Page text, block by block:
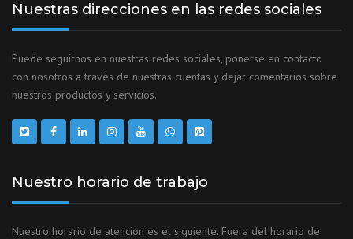
Nuestras direcciones en las redes sociales
Puede seguirnos en nuestras redes sociales, ponerse en contacto
con nosotros a través de nuestras cuentas y dejar comentarios sobre
nuestros productos y servicios.
Nuestro horario de trabajo
Nuestro horario de atención es el siguiente. Fuera del horario de